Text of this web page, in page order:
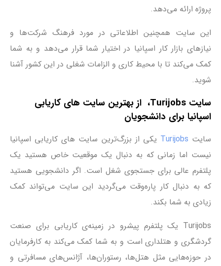
پروژه ارائه می‌دهد.
این سایت همچنین اطلاعاتی در مورد فرهنگ شرکت‌ها و
نیازهای بازار کار اسپانیا در اختیار شما قرار می‌دهد و به شما
کمک می‌کند تا با محیط کاری و الزامات شغلی در این کشور آشنا
شوید.
سایت Turijobs، از بهترین سایت ‌های کاریابی
اسپانیا برای دانشجویان
سایت Turijobs یکی از بزرگ‌ترین سایت ‌های کاریابی اسپانیا
نیست اما زمانی که به دنبال یک موقعیت خاص هستید یک
پلتفرم عالی برای جستجوی شغل است. اگر دانشجویی هستید
که به دنبال کار پاره‌وقت می‌گردید این سایت می‌تواند کمک
زیادی به شما بکند.
Turijobs یک پلتفرم پیشرو در زمینه‌ی کاریابی برای صنعت
گردشگری و هتلداری است و به شما کمک می‌کند به کارفرمایان
در حوزه‌هایی مثل هتل‌ها، رستوران‌ها، آژانس‌های مسافرتی و